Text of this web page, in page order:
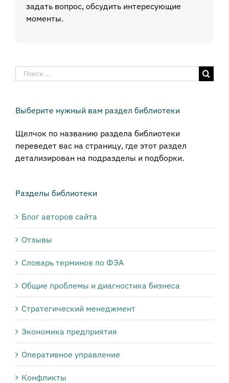
задать вопрос, обсудить интересующие
моменты.
Результат
поиска:
Выберите нужный вам раздел библиотеки
Щелчок по названию раздела библиотеки
переведет вас на страницу, где этот раздел
детализирован на подразделы и подборки.
Разделы библиотеки
Блог авторов сайта
Отзывы
Словарь терминов по ФЭА
Общие проблемы и диагностика бизнеса
Стратегический менеджмент
Экономика предприятия
Оперативное управление
Конфликты